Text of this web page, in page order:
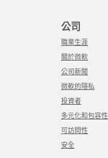
公司
職業生涯
關於微軟
公司新聞
微軟的隱私
投資者
多元化和包容性
可訪問性
安全